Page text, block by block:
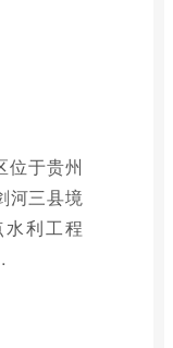
位于贵州
河三县境
水利工程